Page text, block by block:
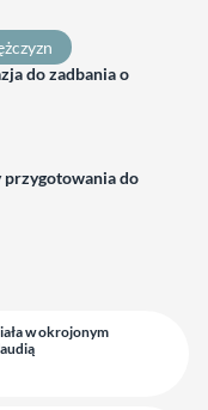
do zadbania o
przygotowania do
w okrojonym